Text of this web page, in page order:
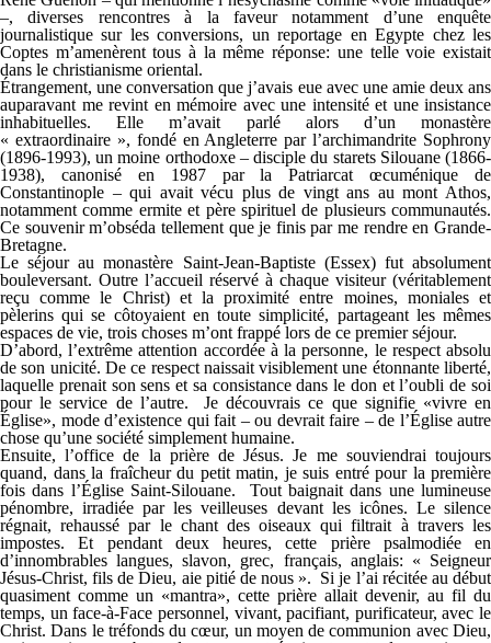
–, diverses rencontres à la faveur notamment d’une enquête
journalistique sur les conversions, un reportage en Egypte chez les
Coptes m’amenèrent tous à la même réponse: une telle voie existait
dans le christianisme oriental.
Étrangement, une conversation que j’avais eue avec une amie deux ans
auparavant me revint en mémoire avec une intensité et une insistance
inhabituelles. Elle m’avait parlé alors d’un monastère
« extraordinaire », fondé en Angleterre par l’archimandrite Sophrony
(1896-1993), un moine orthodoxe – disciple du starets Silouane (1866-
1938), canonisé en 1987 par la Patriarcat œcuménique de
Constantinople – qui avait vécu plus de vingt ans au mont Athos,
notamment comme ermite et père spirituel de plusieurs communautés.
Ce souvenir m’obséda tellement que je finis par me rendre en Grande-
Bretagne.
Le séjour au monastère Saint-Jean-Baptiste (Essex) fut absolument
bouleversant. Outre l’accueil réservé à chaque visiteur (véritablement
reçu comme le Christ) et la proximité entre moines, moniales et
pèlerins qui se côtoyaient en toute simplicité, partageant les mêmes
espaces de vie, trois choses m’ont frappé lors de ce premier séjour.
D’abord, l’extrême attention accordée à la personne, le respect absolu
de son unicité. De ce respect naissait visiblement une étonnante liberté,
laquelle prenait son sens et sa consistance dans le don et l’oubli de soi
pour le service de l’autre. Je découvrais ce que signifie «vivre en
Église», mode d’existence qui fait – ou devrait faire – de l’Église autre
chose qu’une société simplement humaine.
Ensuite, l’office de la prière de Jésus. Je me souviendrai toujours
quand, dans la fraîcheur du petit matin, je suis entré pour la première
fois dans l’Église Saint-Silouane. Tout baignait dans une lumineuse
pénombre, irradiée par les veilleuses devant les icônes. Le silence
régnait, rehaussé par le chant des oiseaux qui filtrait à travers les
impostes. Et pendant deux heures, cette prière psalmodiée en
d’innombrables langues, slavon, grec, français, anglais: « Seigneur
Jésus-Christ, fils de Dieu, aie pitié de nous ». Si je l’ai récitée au début
quasiment comme un «mantra», cette prière allait devenir, au fil du
temps, un face-à-Face personnel, vivant, pacifiant, purificateur, avec le
Christ. Dans le tréfonds du cœur, un moyen de communion avec Dieu,